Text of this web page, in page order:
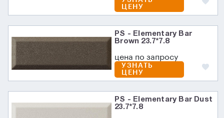
ЦЕНУ
PS - Elementary Bar
Brown 23.7*7.8
цена по запросу
УЗНАТЬ
ЦЕНУ
PS - Elementary Bar Dust
23.7*7.8